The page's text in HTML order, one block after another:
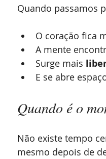
Quando passamos
O coração fica
A mente
Surge mais
E se abre
Quando é o
Não existe tempo
mesmo depois de